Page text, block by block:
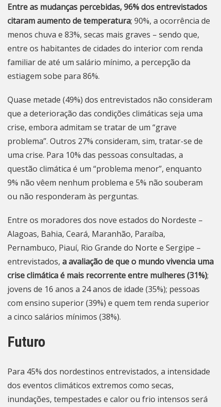
Entre as mudanças percebidas, 96% dos entrevistados
citaram aumento de temperatura; 90%, a ocorrência de
menos chuva e 83%, secas mais graves – sendo que,
entre os habitantes de cidades do interior com renda
familiar de até um salário mínimo, a percepção da
estiagem sobe para 86%.
Quase metade (49%) dos entrevistados não consideram
que a deterioração das condições climáticas seja uma
crise, embora admitam se tratar de um “grave
problema”. Outros 27% consideram, sim, tratar-se de
uma crise. Para 10% das pessoas consultadas, a
questão climática é um “problema menor”, enquanto
9% não vêem nenhum problema e 5% não souberam
ou não responderam às perguntas.
Entre os moradores dos nove estados do Nordeste –
Alagoas, Bahia, Ceará, Maranhão, Paraíba,
Pernambuco, Piauí, Rio Grande do Norte e Sergipe –
entrevistados, a avaliação de que o mundo vivencia uma
crise climática é mais recorrente entre mulheres (31%);
jovens de 16 anos a 24 anos de idade (35%); pessoas
com ensino superior (39%) e quem tem renda superior
a cinco salários mínimos (38%).
Futuro
Para 45% dos nordestinos entrevistados, a intensidade
dos eventos climáticos extremos como secas,
inundações, tempestades e calor ou frio intensos será